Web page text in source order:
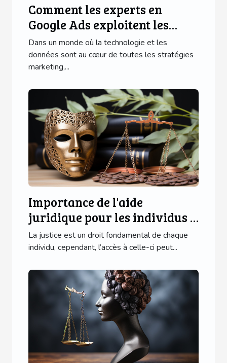
Comment les experts en
Google Ads exploitent les
données pour réussir
Dans un monde où la technologie et les
données sont au cœur de toutes les stratégies
marketing,...
Importance de l'aide
juridique pour les individus à
faible revenu
La justice est un droit fondamental de chaque
individu, cependant, l’accès à celle-ci peut...